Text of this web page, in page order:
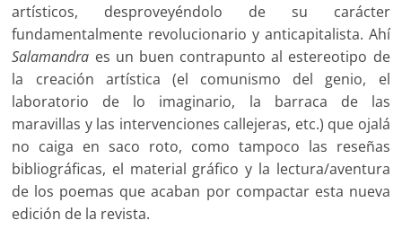
artísticos, desproveyéndolo de su carácter
fundamentalmente revolucionario y anticapitalista. Ahí
Salamandra es un buen contrapunto al estereotipo de
la creación artística (el comunismo del genio, el
laboratorio de lo imaginario, la barraca de las
maravillas y las intervenciones callejeras, etc.) que ojalá
no caiga en saco roto, como tampoco las reseñas
bibliográficas, el material gráfico y la lectura/aventura
de los poemas que acaban por compactar esta nueva
edición de la revista.